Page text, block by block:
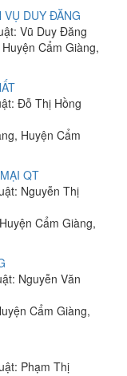
DUY ĐĂNG
Vũ Duy Đăng
Cẩm Giàng,
Đỗ Thị Hồng
Huyện Cẩm
QT
Nguyễn Thị
Cẩm Giàng,
Nguyễn Văn
Cẩm Giàng,
Phạm Thị